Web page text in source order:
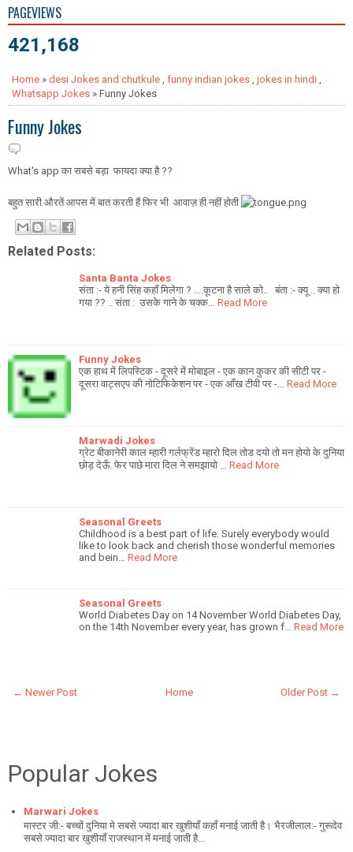
PAGEVIEWS
421,168
Home » desi Jokes and chutkule funny indian jokes jokes in hindi
Whatsapp Jokes » Funny Jokes
Funny Jokes
What's app का सबसे बड़ा फायदा क्या है ??
बहुत सारी औरतें आपस में बात करती हैं फिर भी आवाज़ ही नहीं होती
Related Posts:
Santa Banta Jokes
संता :- ये हनी सिंह कहॉं मिलेगा ? ....कूटना है साले को.. बंता :- क्यू .. क्या हो
गया ?? .. संता : उसके गाने के चक्क… Read More
Funny Jokes
एक हाथ में लिपस्टिक - दूसरे में मोबाइल - एक कान कुकर की सीटी पर -
दूसरा वाट्सएप की नोटिफिकेशन पर - एक आँख टीवी पर -… Read More
Marwadi Jokes
ग्रेट बीकानेरी काल म्हारी गर्लफ्रेंड म्हारो दिल तोड दयो तो मन होयो के दुनिया
छोड़ देऊँ. फेर पाछे मारा दिल ने समझायो … Read More
Seasonal Greets
Childhood is a best part of life. Surely everybody would
like to look back and cherish those wonderful memories
and bein… Read More
Seasonal Greets
World Diabetes Day on 14 November World Diabetes Day,
on the 14th November every year, has grown f… Read More
← Newer Post Older Post →
Home
Popular Jokes
Marwari Jokes
मास्टर जी:- बच्चों दुनिया मे सबसे ज्यादा बार खुशीयाँ कहाँ मनाई जाती है। भैरजीलाल:- गुरूदेव
सबसे ज्यादा बार खुशीयाँ राजस्थान में मनाई जाती है...